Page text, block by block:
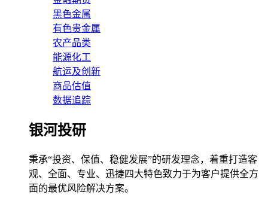
黑色金属
有色贵金属
农产品类
能源化工
航运及创新
商品估值
数据追踪
银河投研
秉承“投资、保值、稳健发展”的研发理念，着重打造客
观、全面、专业、迅捷四大特色致力于为客户提供全方
面的最优风险解决方案。